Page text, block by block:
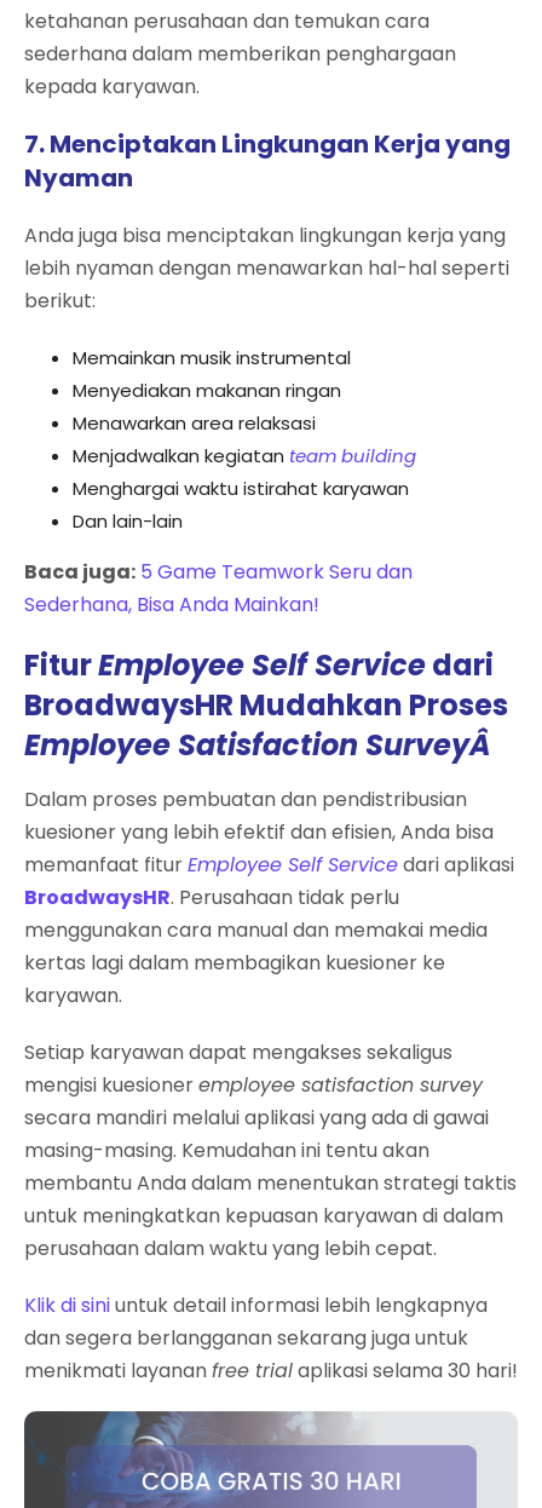
ketahanan perusahaan dan temukan cara
sederhana dalam memberikan penghargaan
kepada karyawan.
7. Menciptakan Lingkungan Kerja yang
Nyaman
Anda juga bisa menciptakan lingkungan kerja yang
lebih nyaman dengan menawarkan hal-hal seperti
berikut:
Memainkan musik instrumental
Menyediakan makanan ringan
Menawarkan area relaksasi
Menjadwalkan kegiatan team building
Menghargai waktu istirahat karyawan
Dan lain-lain
Baca juga: 5 Game Teamwork Seru dan
Sederhana, Bisa Anda Mainkan!
FiturEmployee Self Servicedari
BroadwaysHR Mudahkan Proses
Employee Satisfaction SurveyÂ
Dalam proses pembuatan dan pendistribusian
kuesioner yang lebih efektif dan efisien, Anda bisa
memanfaat fiturEmployee Self Servicedari aplikasi
BroadwaysHR. Perusahaan tidak perlu
menggunakan cara manual dan memakai media
kertas lagi dalam membagikan kuesioner ke
karyawan.
Setiap karyawan dapat mengakses sekaligus
mengisi kuesioneremployee satisfaction survey
secara mandiri melalui aplikasi yang ada di gawai
masing-masing. Kemudahan ini tentu akan
membantu Anda dalam menentukan strategi taktis
untuk meningkatkan kepuasan karyawan di dalam
perusahaan dalam waktu yang lebih cepat.
Klik di siniuntuk detail informasi lebih lengkapnya
dan segera berlangganan sekarang juga untuk
menikmati layananfree trialaplikasi selama 30 hari!